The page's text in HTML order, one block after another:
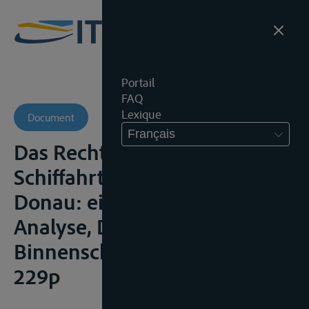
Portail
FAQ
Lexique
Français
Document
Das Recht der Freiheit der
Schiffahrt auf Rhein und
Donau: eine regimerechltiche
Analyse, Duisburg,
Binnenschiffahrtsverlag, 1998,
229p